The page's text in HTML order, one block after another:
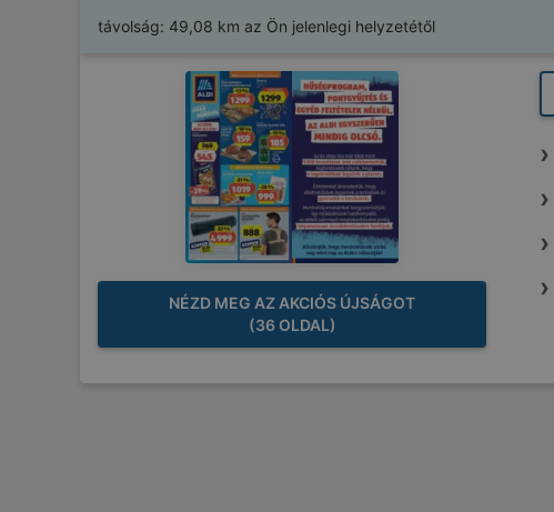
távolság: 49,08 km az Ön jelenlegi helyzetétől
NÉZD MEG AZ AKCIÓS ÚJSÁGOT
(36 OLDAL)